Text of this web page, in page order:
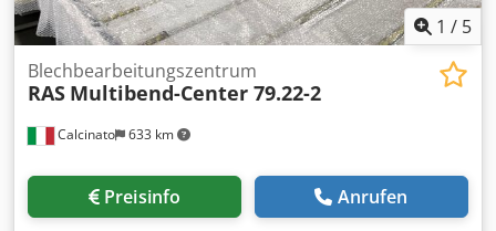
1 / 5
Calcinato 633 km
Blechbearbeitungszentrum
RAS Multibend-Center 79.22-2
Preisinfo Anrufen